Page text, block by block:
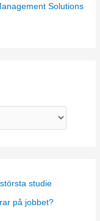
Solutions
studie
på jobbet?